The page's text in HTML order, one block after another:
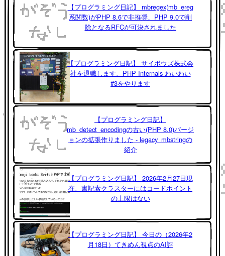
【プログラミング日記】 mbregex(mb_ereg
系関数)がPHP 8.6で非推奨、PHP 9.0で削
除となるRFCが可決されました
【プログラミング日記】 サイボウズ株式会
社を退職します、PHP Internals わいわい
#3をやります
【プログラミング日記】
mb_detect_encodingの古い(PHP 8.0)バージ
ョンの拡張作りました - legacy_mbstringの
紹介
【プログラミング日記】 2026年2月27日現
在、書記素クラスターにはコードポイント
の上限はない
【プログラミング日記】 今日の（2026年2
月18日）てきめん視点のAI評